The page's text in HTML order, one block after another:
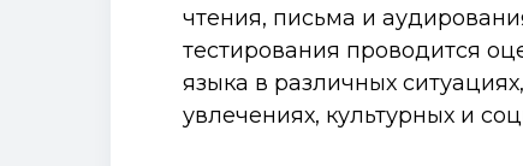
чтения, письма и
тестирования проводится
языка в различных
увлечениях, культурных и